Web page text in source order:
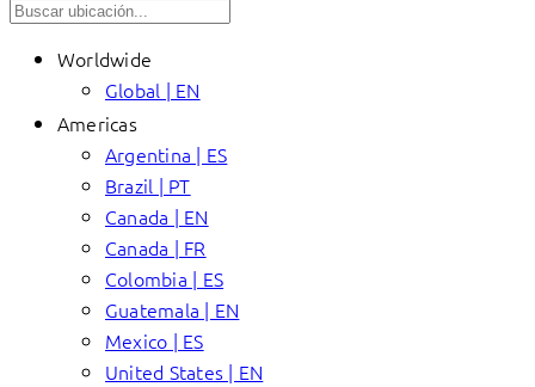
Worldwide
Global | EN
Americas
Argentina | ES
Brazil | PT
Canada | EN
Canada | FR
Colombia | ES
Guatemala | EN
Mexico | ES
United States | EN